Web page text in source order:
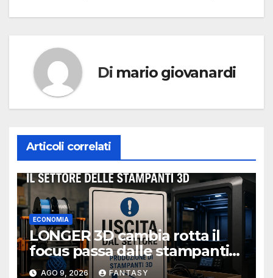
Di mario giovanardi
Articoli correlati
ECONOMIA
LONGER 3D cambia rotta il
focus passa dalle stampanti
3D alla stampa UV?
AGO 9, 2026 FANTASY